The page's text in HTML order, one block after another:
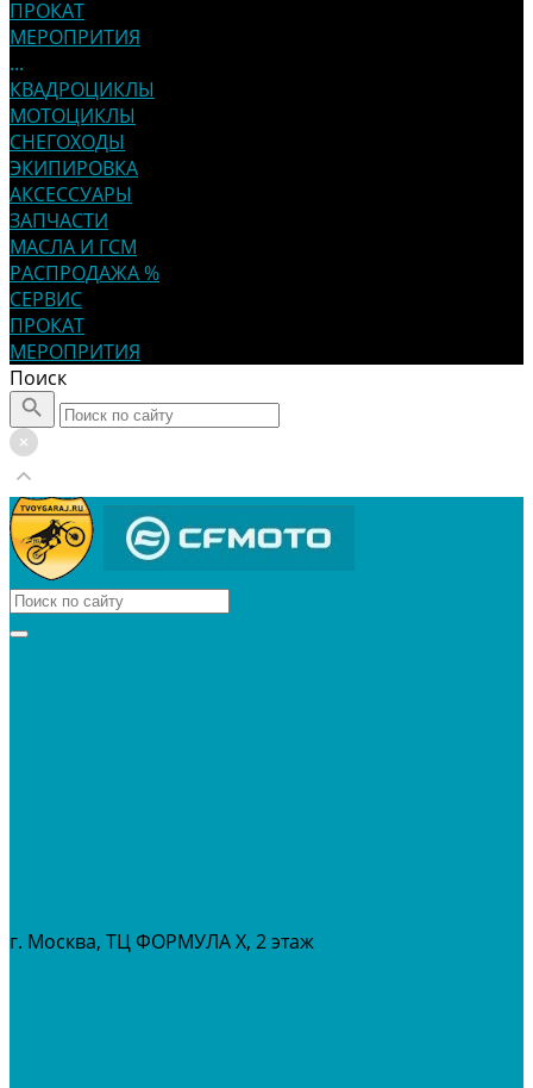
ПРОКАТ
МЕРОПРИТИЯ
...
КВАДРОЦИКЛЫ
МОТОЦИКЛЫ
СНЕГОХОДЫ
ЭКИПИРОВКА
АКСЕССУАРЫ
ЗАПЧАСТИ
МАСЛА И ГСМ
РАСПРОДАЖА %
СЕРВИС
ПРОКАТ
МЕРОПРИТИЯ
Поиск
г. Москва, ТЦ ФОРМУЛА Х, 2 этаж